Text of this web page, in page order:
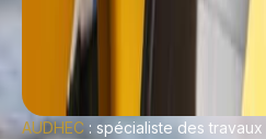
AUDHEC : spécialiste des